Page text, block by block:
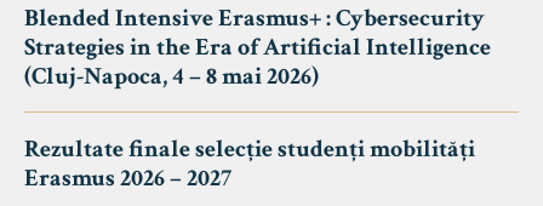
Blended Intensive Erasmus+ : Cybersecurity
Strategies in the Era of Artificial Intelligence
(Cluj-Napoca, 4 – 8 mai 2026)
Rezultate finale selecție studenți mobilități
Erasmus 2026 – 2027